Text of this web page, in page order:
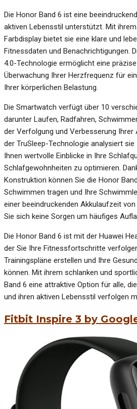
Die Honor Band 6 ist eine
aktiven Lebensstil unterstützt. Mit
Farbdisplay bietet sie eine klare und
Fitnessdaten und Benachrichtigungen.
4.0-Technologie ermöglicht eine
Überwachung Ihrer Herzfrequenz für
Ihrer körperlichen Belastung.
Die Smartwatch verfügt über 10
darunter Laufen, Radfahren,
der Verfolgung und Verbesserung
der TruSleep-Technologie analysiert
Ihnen wertvolle Einblicke in Ihre
Schlafgewohnheiten zu optimieren.
Konstruktion können Sie die Honor
Schwimmen tragen und Ihre
einer beeindruckenden Akkulaufzeit
Sie sich keine Sorgen um häufiges
Die Honor Band 6 ist mit der Huawei
der Sie Ihre Fitnessfortschritte
Trainingspläne erstellen und Ihre
können. Mit ihrem schlanken und
Band 6 eine attraktive Option für alle,
und ihren aktiven Lebensstil verfolgen
Fitbit Inspire 3 by